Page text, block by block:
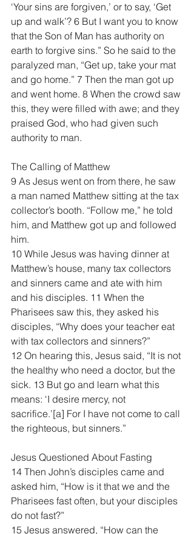
‘Your sins are forgiven,’ or to say, ‘Get
up and walk’? 6 But I want you to know
that the Son of Man has authority on
earth to forgive sins.” So he said to the
paralyzed man, “Get up, take your mat
and go home.” 7 Then the man got up
and went home. 8 When the crowd saw
this, they were filled with awe; and they
praised God, who had given such
authority to man.
The Calling of Matthew
9 As Jesus went on from there, he saw
a man named Matthew sitting at the tax
collector’s booth. “Follow me,” he told
him, and Matthew got up and followed
him.
10 While Jesus was having dinner at
Matthew’s house, many tax collectors
and sinners came and ate with him
and his disciples. 11 When the
Pharisees saw this, they asked his
disciples, “Why does your teacher eat
with tax collectors and sinners?”
12 On hearing this, Jesus said, “It is not
the healthy who need a doctor, but the
sick. 13 But go and learn what this
means: ‘I desire mercy, not
sacrifice.’[a] For I have not come to call
the righteous, but sinners.”
Jesus Questioned About Fasting
14 Then John’s disciples came and
asked him, “How is it that we and the
Pharisees fast often, but your disciples
do not fast?”
15 Jesus answered, “How can the